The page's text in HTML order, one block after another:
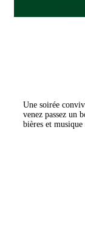
Une soirée
venez passez un
bières et